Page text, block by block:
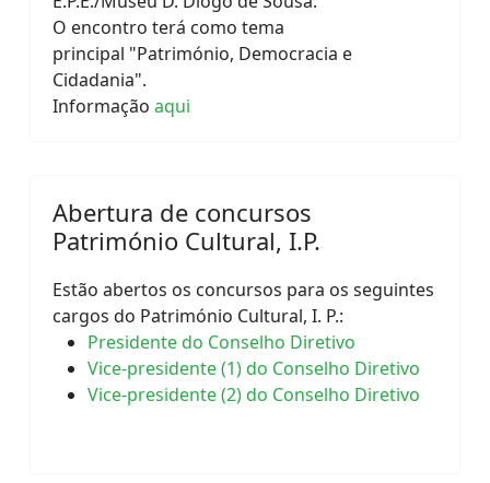
O encontro terá como tema
principal "Património, Democracia e
Cidadania".
Informação aqui
Abertura de concursos
Património Cultural, I.P.
Estão abertos os concursos para os seguintes
cargos do Património Cultural, I. P.:
Presidente do Conselho Diretivo
Vice-presidente (1) do Conselho Diretivo
Vice-presidente (2) do Conselho Diretivo